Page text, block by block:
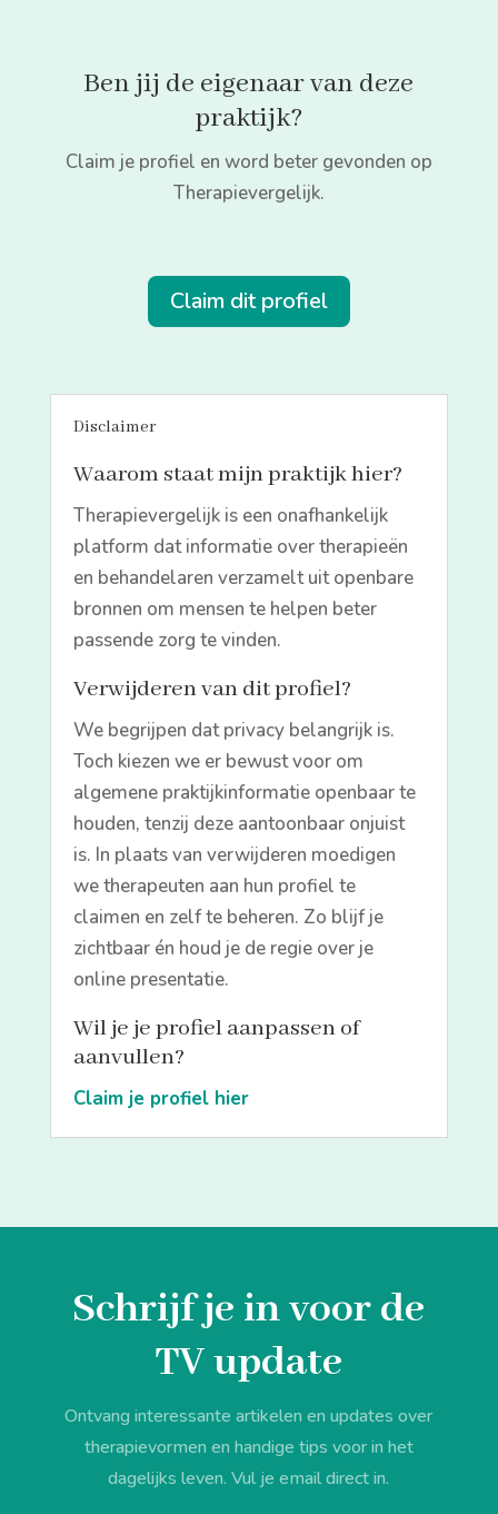
Ben jij de eigenaar van deze
praktijk?
Claim je profiel en word beter gevonden op
Therapievergelijk.
Claim dit profiel
Disclaimer
Waarom staat mijn praktijk hier?
Therapievergelijk is een onafhankelijk
platform dat informatie over therapieën
en behandelaren verzamelt uit openbare
bronnen om mensen te helpen beter
passende zorg te vinden.
Verwijderen van dit profiel?
We begrijpen dat privacy belangrijk is.
Toch kiezen we er bewust voor om
algemene praktijkinformatie openbaar te
houden, tenzij deze aantoonbaar onjuist
is. In plaats van verwijderen moedigen
we therapeuten aan hun profiel te
claimen en zelf te beheren. Zo blijf je
zichtbaar én houd je de regie over je
online presentatie.
Wil je je profiel aanpassen of
aanvullen?
Claim je profiel hier
Schrijf je in voor de
TV update
Ontvang interessante artikelen en updates over
therapievormen en handige tips voor in het
dagelijks leven. Vul je email direct in.